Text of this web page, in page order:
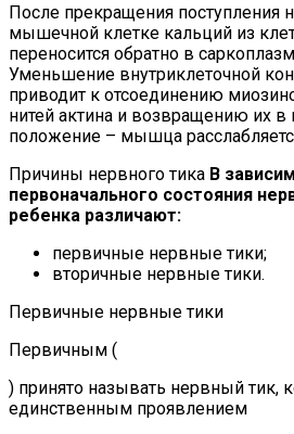
После прекращения поступления
мышечной клетке кальций из
переносится обратно в
Уменьшение внутриклеточной
приводит к отсоединению
нитей актина и возвращению их в
положение – мышца
Причины нервного тика В
первоначального состояния
ребенка различают:
первичные нервные тики;
вторичные нервные тики.
Первичные нервные тики
Первичным (
) принято называть нервный тик,
единственным проявлением